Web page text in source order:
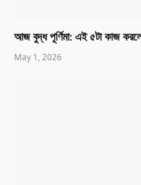
আজ বুদ্ধ পূর্ণিমা: এই ৫টা কাজ
May 1, 2026